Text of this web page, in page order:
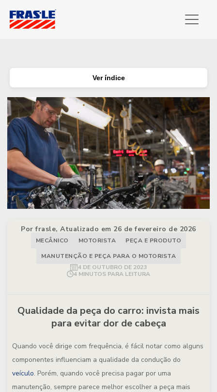
Ver índice
Por frasle, Atualizado em 26 de fevereiro de 2026
MECÂNICO MOTORISTA
PEÇA E PRODUTO
MANUTENÇÃO E PEÇA PARA O MOTORISTA
4 DE OUTUBRO DE 2023
4 MINUTOS PARA LEITURA
Qualidade da peça do carro: invista mais
para evitar dor de cabeça
Quando você dirige com frequência, é fácil notar como alguns
componentes influenciam a qualidade da condução do
veículo. Porém, quando você precisa pagar por uma
manutenção, sempre parece melhor escolher a peça mais